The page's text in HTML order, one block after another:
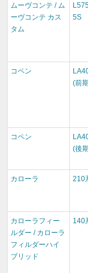
ムーヴコンテ / ム
ーヴコンテ カス
タム
5S
コペン
(前
コペン
(後
カローラ 210
カローラフィー
ルダー / カローラ
フィルダーハイ
ブリッド
140